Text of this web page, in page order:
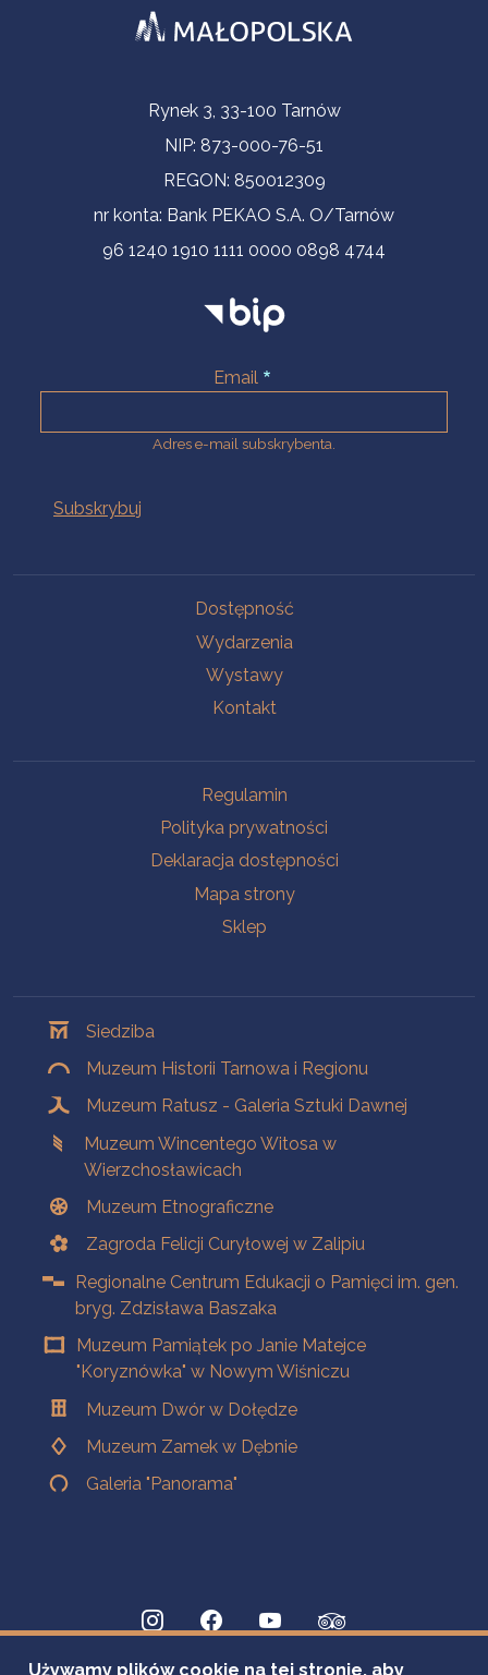
Informacje kontaktoweRynek 3, 33-100 Tarnów
NIP: 873-000-76-51
REGON: 850012309
nr konta: Bank PEKAO S.A. O/Tarnów
96 1240 1910 1111 0000 0898 4744
Email
Adres e-mail subskrybenta.
Dostępność
Wydarzenia
Wystawy
Kontakt
Regulamin
Polityka prywatności
Deklaracja dostępności
Mapa strony
Sklep
Siedziba
Muzeum Historii Tarnowa i Regionu
Muzeum Ratusz - Galeria Sztuki Dawnej
Muzeum Wincentego Witosa w
Wierzchosławicach
Muzeum Etnograficzne
Zagroda Felicji Curyłowej w Zalipiu
Regionalne Centrum Edukacji o Pamięci im. gen.
bryg. Zdzisława Baszaka
Muzeum Pamiątek po Janie Matejce
"Koryznówka" w Nowym Wiśniczu
Muzeum Dwór w Dołędze
Muzeum Zamek w Dębnie
Galeria "Panorama"
Używamy plików cookie na tej stronie, aby